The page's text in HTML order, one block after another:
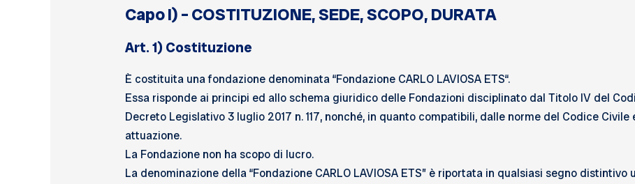
Capo I) – COSTITUZIONE, SEDE, SCOPO, DURATA
Art. 1) Costituzione
È costituita una fondazione denominata “Fondazione CARLO LAVIOSA ETS“.
Essa risponde ai principi ed allo schema giuridico delle Fondazioni disciplinato dal Titolo IV del
Decreto Legislativo 3 luglio 2017 n. 117, nonché, in quanto compatibili, dalle norme del Codice
attuazione.
La Fondazione non ha scopo di lucro.
La denominazione della “Fondazione CARLO LAVIOSA ETS” è riportata in qualsiasi segno